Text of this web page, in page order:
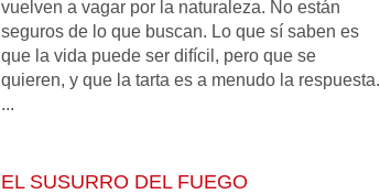
vuelven a vagar por la naturaleza. No están
seguros de lo que buscan. Lo que sí saben es
que la vida puede ser difícil, pero que se
quieren, y que la tarta es a menudo la respuesta.
...
EL SUSURRO DEL FUEGO